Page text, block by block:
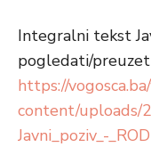
Integralni tekst
pogledati/
https://
content/uploads/
Javni_poziv_-